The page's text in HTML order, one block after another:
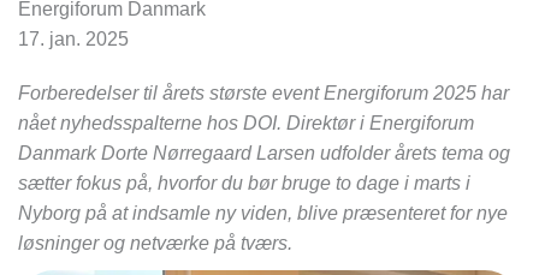
Energiforum Danmark
17. jan. 2025
Forberedelser til årets største event Energiforum 2025 har
nået nyhedsspalterne hos DOI. Direktør i Energiforum
Danmark Dorte Nørregaard Larsen udfolder årets tema og
sætter fokus på, hvorfor du bør bruge to dage i marts i
Nyborg på at indsamle ny viden, blive præsenteret for nye
løsninger og netværke på tværs.